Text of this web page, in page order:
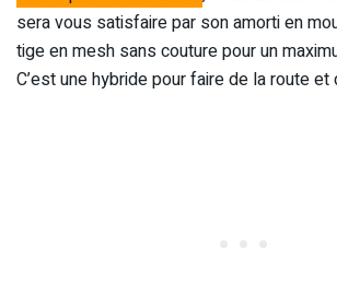
sera vous satisfaire par son amorti en
tige en mesh sans couture pour un
C’est une hybride pour faire de la route et